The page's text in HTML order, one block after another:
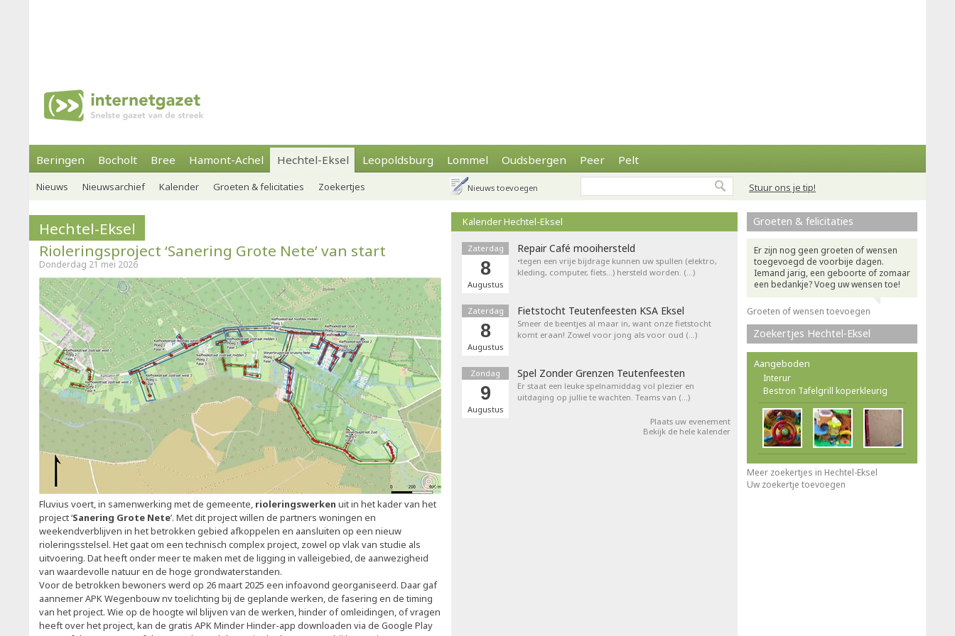
Beringen Bocholt Bree Hamont-Achel Hechtel-Eksel Leopoldsburg Lommel Oudsbergen Peer Pelt
Stuur ons je tip!
Nieuws Nieuwsarchief Kalender Groeten & felicitaties Zoekertjes Nieuws toevoegen
Hechtel-Eksel
Rioleringsproject ‘Sanering Grote Nete’ van start
Donderdag 21 mei 2026
Fluvius voert, in samenwerking met de gemeente, rioleringswerken uit in het kader van het
project ‘Sanering Grote Nete’. Met dit project willen de partners woningen en
weekendverblijven in het betrokken gebied afkoppelen en aansluiten op een nieuw
rioleringsstelsel. Het gaat om een technisch complex project, zowel op vlak van studie als
uitvoering. Dat heeft onder meer te maken met de ligging in valleigebied, de aanwezigheid
van waardevolle natuur en de hoge grondwaterstanden.
Voor de betrokken bewoners werd op 26 maart 2025 een infoavond georganiseerd. Daar gaf
aannemer APK Wegenbouw nv toelichting bij de geplande werken, de fasering en de timing
van het project. Wie op de hoogte wil blijven van de werken, hinder of omleidingen, of vragen
heeft over het project, kan de gratis APK Minder Hinder-app downloaden via de Google Play
Kalender Hechtel-Eksel
Zaterdag
8
Augustus
Repair Café mooihersteld
•tegen een vrije bijdrage kunnen uw spullen (elektro,
kleding, computer, fiets…) hersteld worden. (…)
Zaterdag
8
Augustus
Fietstocht Teutenfeesten KSA Eksel
Smeer de beentjes al maar in, want onze fietstocht
komt eraan! Zowel voor jong als voor oud (…)
Zondag
9
Augustus
Spel Zonder Grenzen Teutenfeesten
Er staat een leuke spelnamiddag vol plezier en
uitdaging op jullie te wachten. Teams van (…)
Plaats uw evenement
Bekijk de hele kalender
Groeten & felicitaties
Er zijn nog geen groeten of wensen
toegevoegd de voorbije dagen.
Iemand jarig, een geboorte of zomaar
een bedankje? Voeg uw wensen toe!
Groeten of wensen toevoegen
Zoekertjes Hechtel-Eksel
Aangeboden
Interur
Bestron Tafelgrill koperkleurig
Meer zoekertjes in Hechtel-Eksel
Uw zoekertje toevoegen